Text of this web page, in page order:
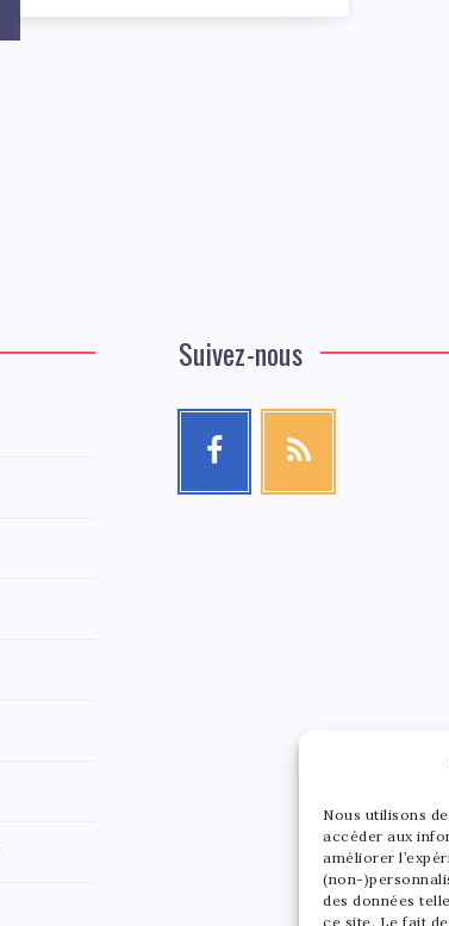
Nous utilisons
accéder aux
améliorer
(non-
des données
ce site. Le fait
Suivez-nous